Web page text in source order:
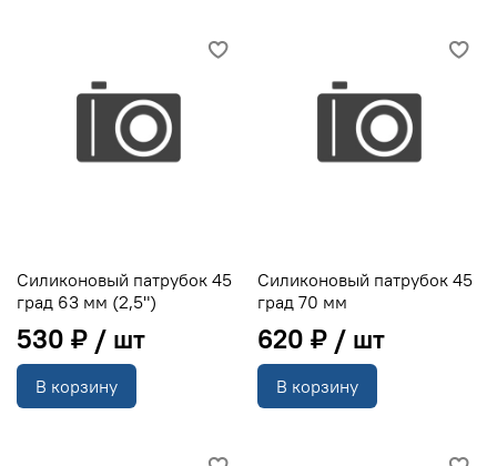
Силиконовый патрубок 45
град 63 мм (2,5")
530 ₽
В корзину
Силиконовый патрубок 45
град 70 мм
620 ₽
В корзину